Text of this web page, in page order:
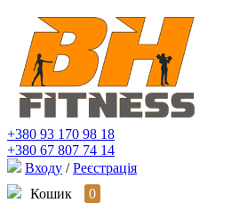
+380 93 170 98 18
+380 67 807 74 14
Входу / Реєстрація
Кошик
0